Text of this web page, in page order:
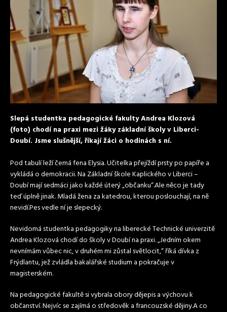
Slepá studentka pedagogické fakulty Andrea Klozová
(foto) chodí na praxi mezi žáky základní školy v Liberci-
Doubí. Jsme slušnější, říkají žáci o hodinách s ní.
Pod tabulí leží černá fena Elysia. Učitelka přejíždí prsty po papíře a
vykládá o demokracii. Na Základní škole Kaplického v Liberci –
Doubí mají sedmáci jako každé úterý „občanku“.Ale něco je tady
teď úplně jinak. Mladá žena za katedrou, kterou poslouchají, na ně
nevidí.Pes vedle ní je slepecký.
Nevidomá studentka pedagogiky na liberecké Technické univerzitě
Andrea Klozová chodí do školy v Doubí na praxi. „Jedním okem
nevnímám vůbec nic, v druhém mi zůstal světlocit,“ říká dívka z
Frýdlantu, jež zvládla bakalářské studium a pokračuje v
magisterském.
Na pedagogické fakultě si vybrala obory dějepis a výchovu k
občanství. Nejvíc se zajímá o středověk a francouzské dějiny.A co